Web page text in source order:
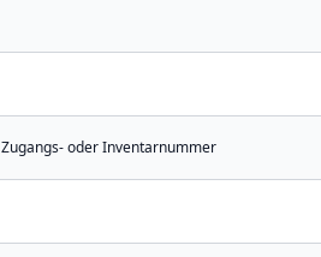
Zugangs- oder Inventarnummer